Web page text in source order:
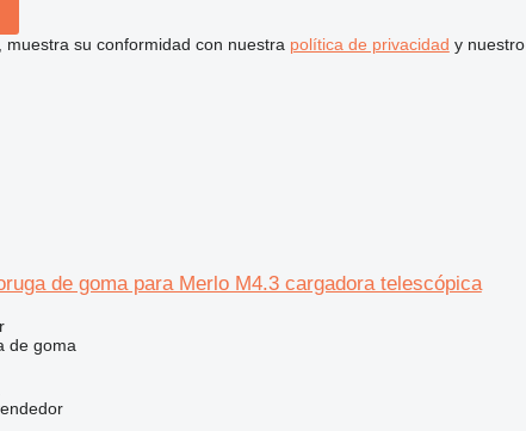
muestra su conformidad con nuestra política de privacidad y nuestro
de goma para Merlo M4.3 cargadora telescópica
de goma